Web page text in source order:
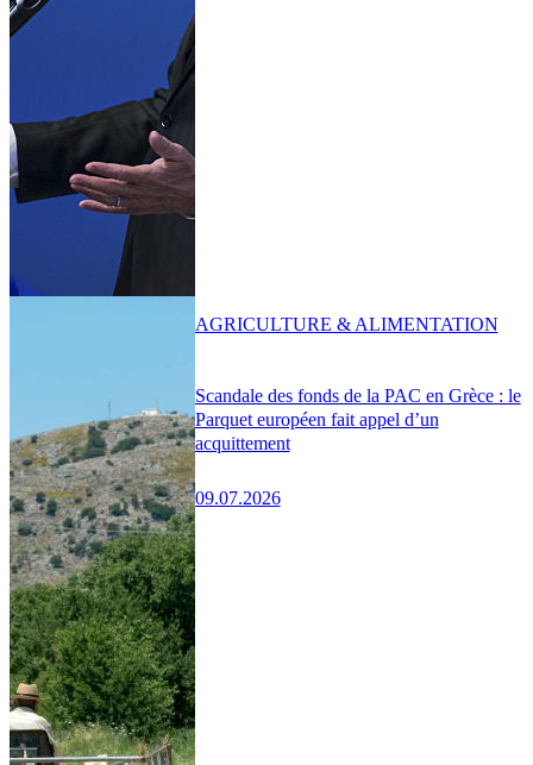
Scandale des fonds de la PAC en Grèce : le
Parquet européen fait appel d’un
acquittement
09.07.2026
AGRICULTURE & ALIMENTATION